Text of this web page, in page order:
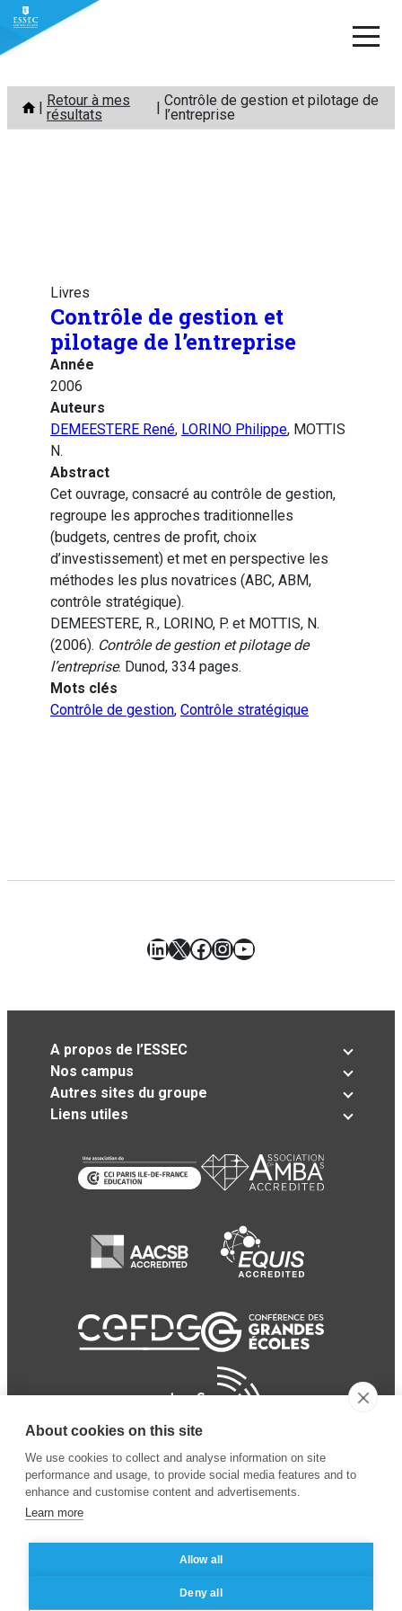
Aller
contenu
Retour à mes
résultats
Contrôle de gestion et pilotage de
l’entreprise
Livres
Contrôle de gestion et
pilotage de l’entreprise
Année
2006
Auteurs
DEMEESTERE René, LORINO Philippe, MOTTIS
N.
Abstract
Cet ouvrage, consacré au contrôle de gestion,
regroupe les approches traditionnelles
(budgets, centres de profit, choix
d’investissement) et met en perspective les
méthodes les plus novatrices (ABC, ABM,
contrôle stratégique).
DEMEESTERE, R., LORINO, P. et MOTTIS, N.
(2006). Contrôle de gestion et pilotage de
l’entreprise. Dunod, 334 pages.
Mots clés
Contrôle de gestion, Contrôle stratégique
LinkedIn
X Facebook
Instagram
YouTube
A propos de l’ESSEC
Nos campus
Autres sites du groupe
Liens utiles
Business School
Mentions légales
des données personnelles
About cookies on this site
We use cookies to collect and analyse information on site
performance and usage, to provide social media features and to
enhance and customise content and advertisements.
Learn more
Allow all
Deny all